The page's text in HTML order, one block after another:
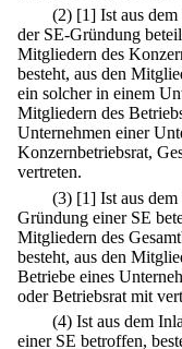
(2) [1] Ist aus
der SE-Gründung
Mitgliedern des
besteht, aus den
ein solcher in einem
Mitgliedern des
Unternehmen einer
Konzernbetriebsrat,
vertreten.
(3) [1] Ist aus
Gründung einer SE
Mitgliedern des
besteht, aus den
Betriebe eines
oder Betriebsrat mit
(4) Ist aus dem
einer SE betroffen,